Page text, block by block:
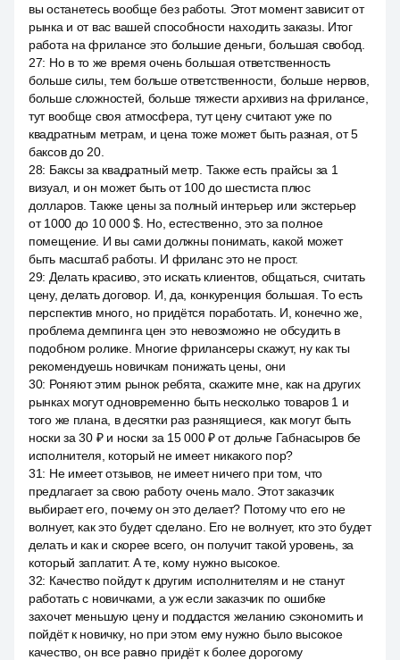
вы останетесь вообще без работы. Этот момент зависит от
рынка и от вас вашей способности находить заказы. Итог
работа на фрилансе это большие деньги, большая свобод.
27: Но в то же время очень большая ответственность
больше силы, тем больше ответственности, больше нервов,
больше сложностей, больше тяжести архивиз на фрилансе,
тут вообще своя атмосфера, тут цену считают уже по
квадратным метрам, и цена тоже может быть разная, от 5
баксов до 20.
28: Баксы за квадратный метр. Также есть прайсы за 1
визуал, и он может быть от 100 до шестиста плюс
долларов. Также цены за полный интерьер или экстерьер
от 1000 до 10 000 $. Но, естественно, это за полное
помещение. И вы сами должны понимать, какой может
быть масштаб работы. И фриланс это не прост.
29: Делать красиво, это искать клиентов, общаться, считать
цену, делать договор. И, да, конкуренция большая. То есть
перспектив много, но придётся поработать. И, конечно же,
проблема демпинга цен это невозможно не обсудить в
подобном ролике. Многие фрилансеры скажут, ну как ты
рекомендуешь новичкам понижать цены, они
30: Роняют этим рынок ребята, скажите мне, как на других
рынках могут одновременно быть несколько товаров 1 и
того же плана, в десятки раз разнящиеся, как могут быть
носки за 30 ₽ и носки за 15 000 ₽ от дольче Габнасыров бе
исполнителя, который не имеет никакого пор?
31: Не имеет отзывов, не имеет ничего при том, что
предлагает за свою работу очень мало. Этот заказчик
выбирает его, почему он это делает? Потому что его не
волнует, как это будет сделано. Его не волнует, кто это будет
делать и как и скорее всего, он получит такой уровень, за
который заплатит. А те, кому нужно высокое.
32: Качество пойдут к другим исполнителям и не станут
работать с новичками, а уж если заказчик по ошибке
захочет меньшую цену и поддастся желанию сэкономить и
пойдёт к новичку, но при этом ему нужно было высокое
качество, он все равно придёт к более дорогому